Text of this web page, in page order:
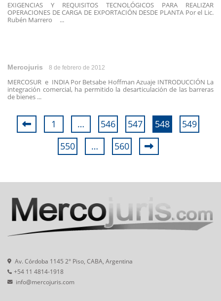
EXIGENCIAS Y REQUISITOS TECNOLÓGICOS PARA REALIZAR
OPERACIONES DE CARGA DE EXPORTACIÓN DESDE PLANTA Por el Lic.
Rubén Marrero ...
Mercojuris 8 de febrero de 2012
MERCOSUR e INDIA Por Betsabe Hoffman Azuaje INTRODUCCIÓN La
integración comercial, ha permitido la desarticulación de las barreras
de bienes ...
1 … 546 547 548
549
550
… 560
Av. Córdoba 1145 2° Piso, CABA, Argentina
+54 11 4814-1918
info@mercojuris.com